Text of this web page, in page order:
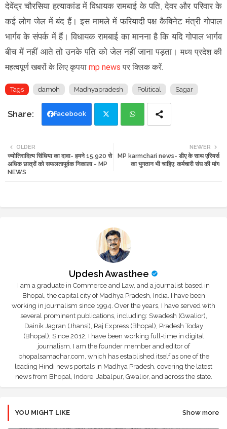
देवेंद्र चौरसिया हत्याकांड में विधायक रामबाई के पति, देवर और परिवार के
कई लोग जेल में बंद हैं। इस मामले में फरियादी पक्ष कैबिनेट मंत्री गोपाल
भार्गव के संपर्क में हैं। विधायक रामबाई का मानना है कि यदि गोपाल भार्गव
बीच में नहीं आते तो उनके पति को जेल नहीं जाना पड़ता। मध्य प्रदेश की
महत्वपूर्ण खबरों के लिए कृपया mp news पर क्लिक करें.
Tags damoh Madhyapradesh Political Sagar
Facebook
tte ats
NEWER
MP karmchari news- डीए के साथ एरियर्स
का भुगतान भी चाहिए: कर्मचारी संघ की मांग
OLDER
ज्योतिरादित्य सिंधिया का दावा- हमने 15,920 से
अधिक छात्रों को सफलतापूर्वक निकाला - MP
NEWS
Updesh Awasthee
I am a graduate in Commerce and Law, and a journalist based in
Bhopal, the capital city of Madhya Pradesh, India. I have been
working in journalism since 1994. Over the years, I have served with
several prominent publications, including: Swadesh (Gwalior),
Dainik Jagran (Jhansi), Raj Express (Bhopal), Pradesh Today
(Bhopal); Since 2012, I have been working full-time in digital
journalism. I am the founder member and editor of
bhopalsamachar.com, which has established itself as one of the
leading Hindi news portals in Madhya Pradesh, covering the latest
news from Bhopal, Indore, Jabalpur, Gwalior, and across the state.
YOU MIGHT LIKE Show more